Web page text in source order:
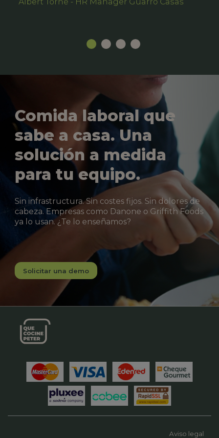
Comida laboral que
sabe a casa. Una
solución a medida
para tu equipo.
Sin infrastructura. Sin costes fijos. Sin dolores de
cabeza. Empresas como Danone o Griffith Foods
ya lo usan. ¿Te lo enseñamos?
Solicitar una demo
Aviso legal